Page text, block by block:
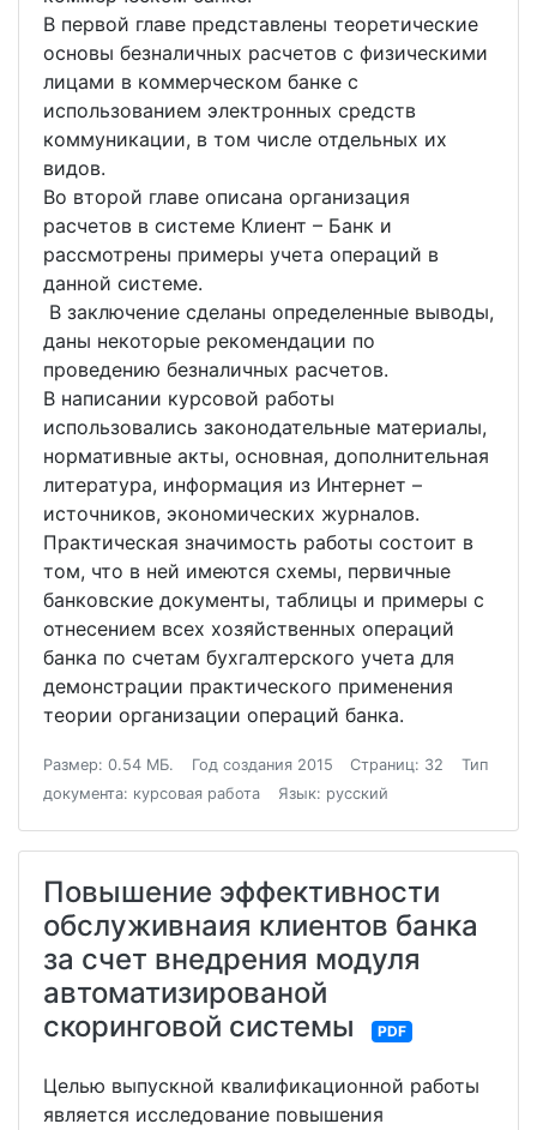
В первой главе представлены теоретические
основы безналичных расчетов с физическими
лицами в коммерческом банке с
использованием электронных средств
коммуникации, в том числе отдельных их
видов.
Во второй главе описана организация
расчетов в системе Клиент – Банк и
рассмотрены примеры учета операций в
данной системе.
В заключение сделаны определенные выводы,
даны некоторые рекомендации по
проведению безналичных расчетов.
В написании курсовой работы
использовались законодательные материалы,
нормативные акты, основная, дополнительная
литература, информация из Интернет –
источников, экономических журналов.
Практическая значимость работы состоит в
том, что в ней имеются схемы, первичные
банковские документы, таблицы и примеры с
отнесением всех хозяйственных операций
банка по счетам бухгалтерского учета для
демонстрации практического применения
теории организации операций банка.
Размер: 0.54 МБ. Год создания 2015 Страниц: 32
Тип
документа: курсовая работа
Язык: русский
Повышение эффективности
обслуживнаия клиентов банка
за счет внедрения модуля
автоматизированой
скоринговой системы
PDF
Целью выпускной квалификационной работы
является исследование повышения